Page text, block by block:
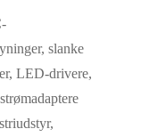
slanke
LED-drivere,